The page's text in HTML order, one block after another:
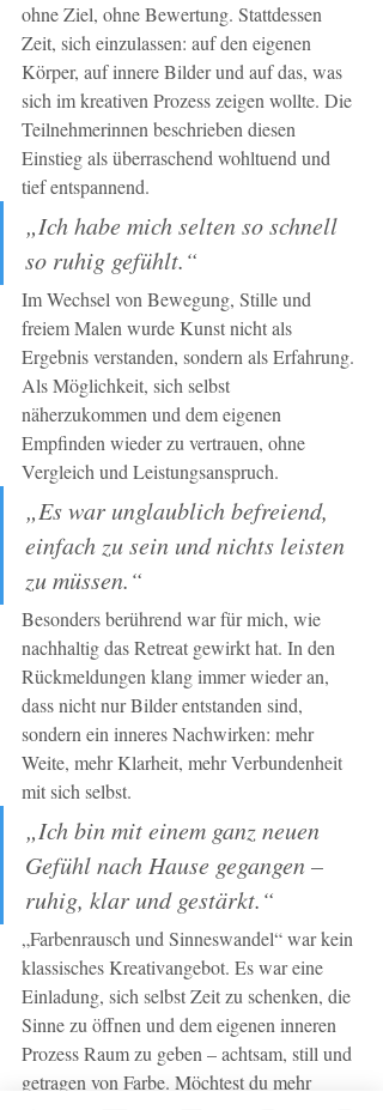
ohne Ziel, ohne Bewertung. Stattdessen
Zeit, sich einzulassen: auf den eigenen
Körper, auf innere Bilder und auf das, was
sich im kreativen Prozess zeigen wollte. Die
Teilnehmerinnen beschrieben diesen
Einstieg als überraschend wohltuend und
tief entspannend.
„Ich habe mich selten so schnell
so ruhig gefühlt.“
Im Wechsel von Bewegung, Stille und
freiem Malen wurde Kunst nicht als
Ergebnis verstanden, sondern als Erfahrung.
Als Möglichkeit, sich selbst
näherzukommen und dem eigenen
Empfinden wieder zu vertrauen, ohne
Vergleich und Leistungsanspruch.
„Es war unglaublich befreiend,
einfach zu sein und nichts leisten
zu müssen.“
Besonders berührend war für mich, wie
nachhaltig das Retreat gewirkt hat. In den
Rückmeldungen klang immer wieder an,
dass nicht nur Bilder entstanden sind,
sondern ein inneres Nachwirken: mehr
Weite, mehr Klarheit, mehr Verbundenheit
mit sich selbst.
„Ich bin mit einem ganz neuen
Gefühl nach Hause gegangen –
ruhig, klar und gestärkt.“
„Farbenrausch und Sinneswandel“ war kein
klassisches Kreativangebot. Es war eine
Einladung, sich selbst Zeit zu schenken, die
Sinne zu öffnen und dem eigenen inneren
Prozess Raum zu geben – achtsam, still und
getragen von Farbe. Möchtest du mehr